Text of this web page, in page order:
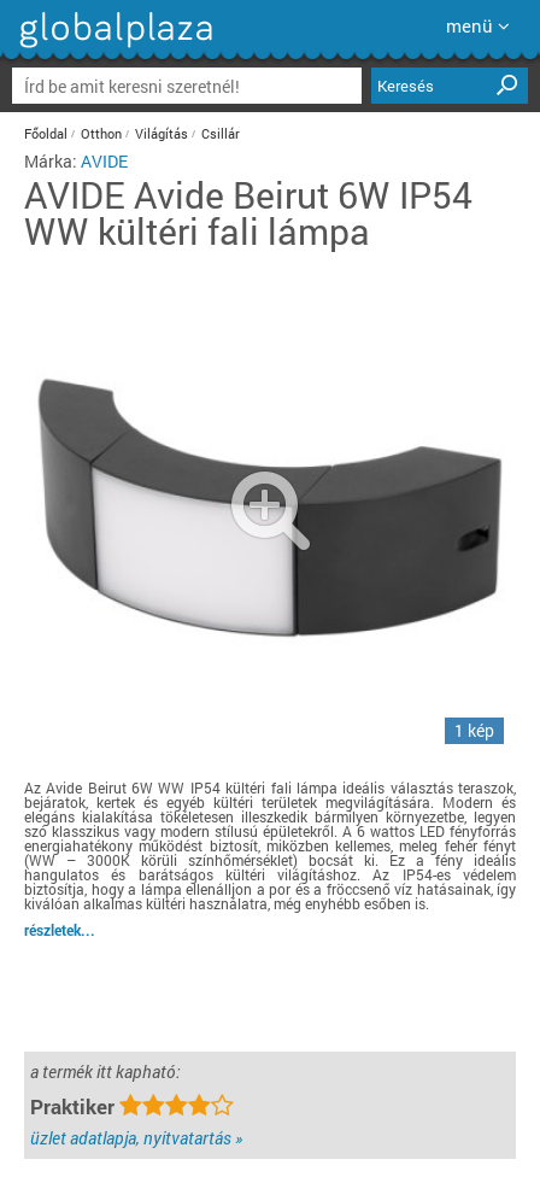
menü
Keresés
Főoldal Otthon Világítás Csillár
Márka: AVIDE
AVIDE Avide Beirut 6W IP54
WW kültéri fali lámpa
1 kép
Az Avide Beirut 6W WW IP54 kültéri fali lámpa ideális választás teraszok,
bejáratok, kertek és egyéb kültéri területek megvilágítására. Modern és
elegáns kialakítása tökéletesen illeszkedik bármilyen környezetbe, legyen
szó klasszikus vagy modern stílusú épületekről. A 6 wattos LED fényforrás
energiahatékony működést biztosít, miközben kellemes, meleg fehér fényt
(WW – 3000K körüli színhőmérséklet) bocsát ki. Ez a fény ideális
hangulatos és barátságos kültéri világításhoz. Az IP54-es védelem
biztosítja, hogy a lámpa ellenálljon a por és a fröccsenő víz hatásainak, így
kiválóan alkalmas kültéri használatra, még enyhébb esőben is.
részletek...
a termék itt kapható:
Praktiker
üzlet adatlapja, nyitvatartás »